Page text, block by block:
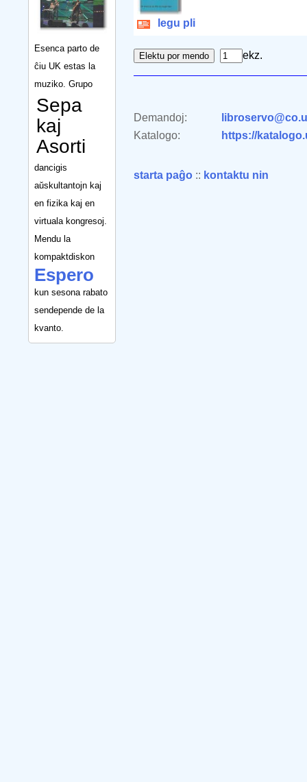
Esenca parto de
ĉiu UK estas la
muziko. Grupo
Sepa
kaj
Asorti
dancigis
aŭskultantojn kaj
en fizika kaj en
virtuala kongresoj.
Mendu la
kompaktdiskon
Espero
kun sesona rabato
sendepende de la
kvanto.
legu pli
ekz.
Demandoj:
Katalogo:
https://
starta paĝo :: kontaktu nin